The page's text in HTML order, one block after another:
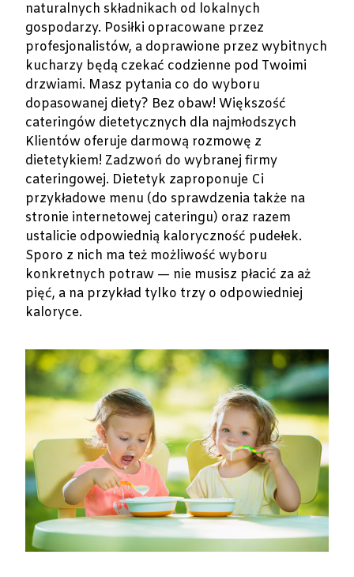
naturalnych składnikach od lokalnych
gospodarzy. Posiłki opracowane przez
profesjonalistów, a doprawione przez wybitnych
kucharzy będą czekać codzienne pod Twoimi
drzwiami. Masz pytania co do wyboru
dopasowanej diety? Bez obaw! Większość
cateringów dietetycznych dla najmłodszych
Klientów oferuje darmową rozmowę z
dietetykiem! Zadzwoń do wybranej firmy
cateringowej. Dietetyk zaproponuje Ci
przykładowe menu (do sprawdzenia także na
stronie internetowej cateringu) oraz razem
ustalicie odpowiednią kaloryczność pudełek.
Sporo z nich ma też możliwość wyboru
konkretnych potraw — nie musisz płacić za aż
pięć, a na przykład tylko trzy o odpowiedniej
kaloryce.